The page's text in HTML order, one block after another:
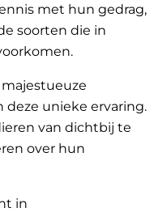
met hun gedrag,
soorten die in
deze unieke ervaring.
van dichtbij te
over hun
in